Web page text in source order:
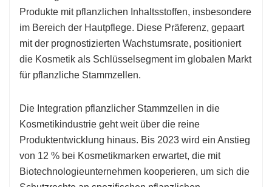
Produkte mit pflanzlichen Inhaltsstoffen, insbesondere
im Bereich der Hautpflege. Diese Präferenz, gepaart
mit der prognostizierten Wachstumsrate, positioniert
die Kosmetik als Schlüsselsegment im globalen Markt
für pflanzliche Stammzellen.
Die Integration pflanzlicher Stammzellen in die
Kosmetikindustrie geht weit über die reine
Produktentwicklung hinaus. Bis 2023 wird ein Anstieg
von 12 % bei Kosmetikmarken erwartet, die mit
Biotechnologieunternehmen kooperieren, um sich die